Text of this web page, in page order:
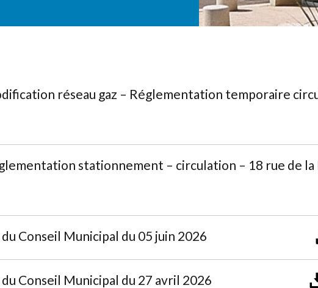
réseau gaz – Réglementation temporaire
stationnement – circulation – 18 rue de la
Conseil Municipal du 05 juin 2026
Conseil Municipal du 27 avril 2026